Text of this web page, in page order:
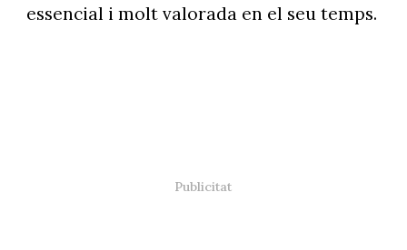
essencial i molt valorada en el seu temps.